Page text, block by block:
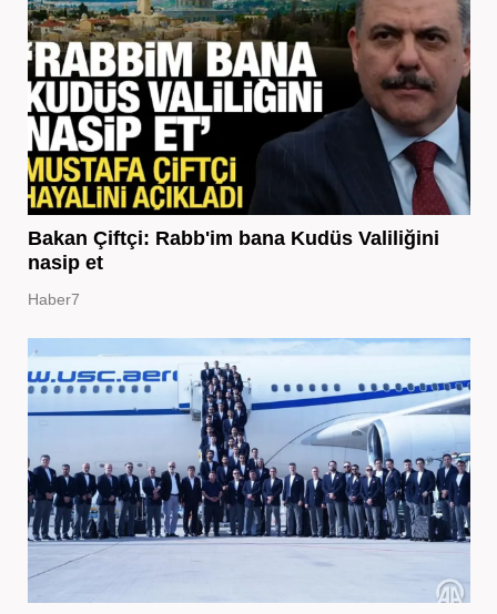
Bakan Çiftçi: Rabb'im bana Kudüs Valiliğini
nasip et
Haber7